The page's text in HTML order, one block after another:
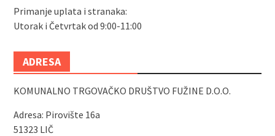
Primanje uplata i stranaka:
Utorak i Četvrtak od 9:00-11:00
ADRESA
KOMUNALNO TRGOVAČKO DRUŠTVO FUŽINE D.O.O.
Adresa: Pirovište 16a
51323 LIČ